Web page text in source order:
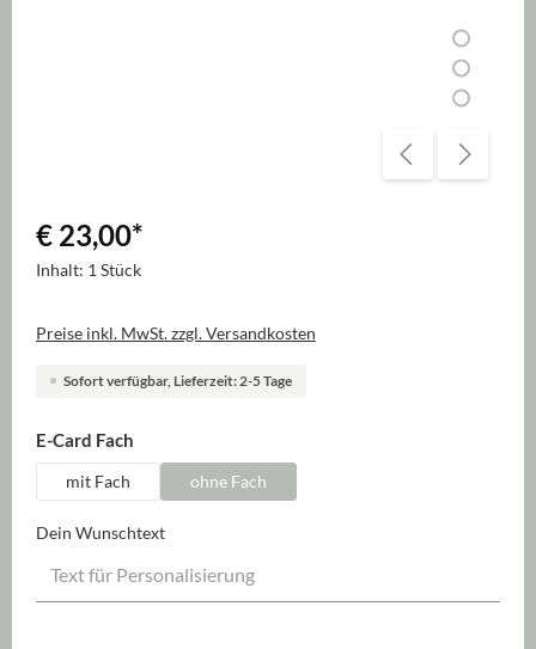
€ 23,00*
Inhalt: 1 Stück
Preise inkl. MwSt. zzgl. Versandkosten
Sofort verfügbar, Lieferzeit: 2-5 Tage
E-Card Fach
mit Fach ohne Fach
Dein Wunschtext